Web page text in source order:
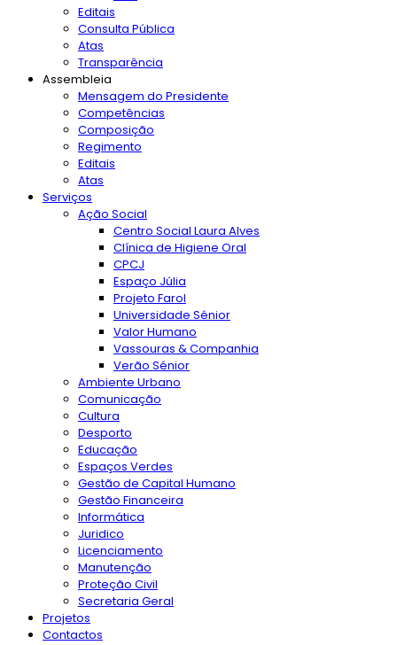
Editais
Consulta Pública
Atas
Transparência
Assembleia
Mensagem do Presidente
Competências
Composição
Regimento
Editais
Atas
Serviços
Ação Social
Centro Social Laura Alves
Clínica de Higiene Oral
CPCJ
Espaço Júlia
Projeto Farol
Universidade Sénior
Valor Humano
Vassouras & Companhia
Verão Sénior
Ambiente Urbano
Comunicação
Cultura
Desporto
Educação
Espaços Verdes
Gestão de Capital Humano
Gestão Financeira
Informática
Juridico
Licenciamento
Manutenção
Proteção Civil
Secretaria Geral
Projetos
Contactos